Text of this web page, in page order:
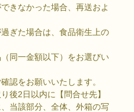
きなかった場合、再送およ
ぎた場合は、食品衛生上の
同一金額以下）をお選びい
認をお願いいたします。
後2日以内に【問合せ先】
当該部分、全体、外箱の写